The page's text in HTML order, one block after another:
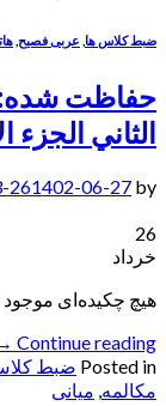
ضبط کلاس ها عربی فصیح
حفاظت شده:
الثاني الجزء الأول
261402-06-27 by
26
خرداد
هیچ چکیده‌ای
Continue reading
Posted in ضبط
مکالمه میانی